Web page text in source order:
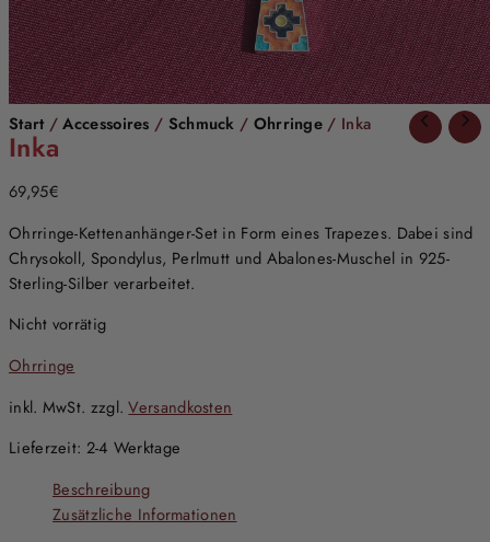
Start /Accessoires / Schmuck / Ohrringe / Inka
Inka
69,95€
Ohrringe-Kettenanhänger-Set in Form eines Trapezes. Dabei sind
Chrysokoll, Spondylus, Perlmutt und Abalones-Muschel in 925-
Sterling-Silber verarbeitet.
Nicht vorrätig
Ohrringe
inkl. MwSt. zzgl.Versandkosten
Lieferzeit: 2-4 Werktage
Beschreibung
Zusätzliche Informationen